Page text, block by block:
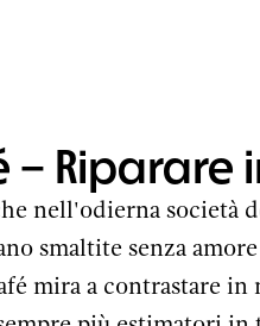
– Riparare
nell'odierna società
smaltite senza
mira a contrastare in